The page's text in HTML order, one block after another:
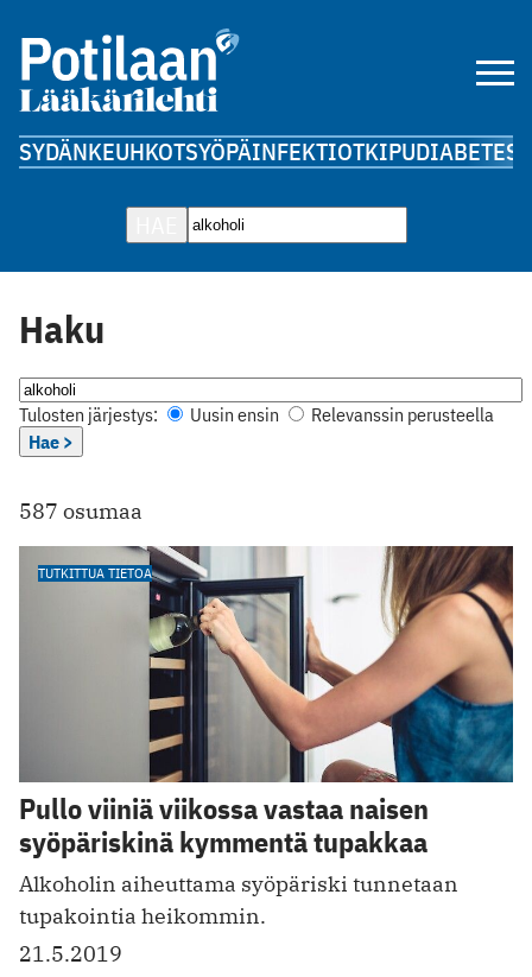
SYDÄNKEUHKOTSYÖPÄINFEKTIOTKIPUDIABETES
Haku
Tulosten järjestys: Uusin ensin
Relevanssin perusteella
Hae >
587 osumaa
TUTKITTUA TIETOA
Pullo viiniä viikossa vastaa naisen
syöpäriskinä kymmentä tupakkaa
Alkoholin aiheuttama syöpäriski tunnetaan
tupakointia heikommin.
21.5.2019